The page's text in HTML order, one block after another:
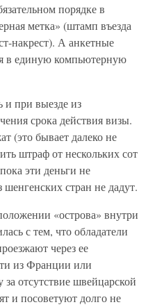
порядке в
метка» (штамп въезда
накрест). А анкетные
в единую компьютерную
и при выезде из
срока действия визы.
(это бывает далеко не
штраф от нескольких сот
эти деньги не
стран не дадут.
«острова» внутри
с тем, что обладатели
через ее
из Франции или
отсутствие швейцарской
и посоветуют долго не